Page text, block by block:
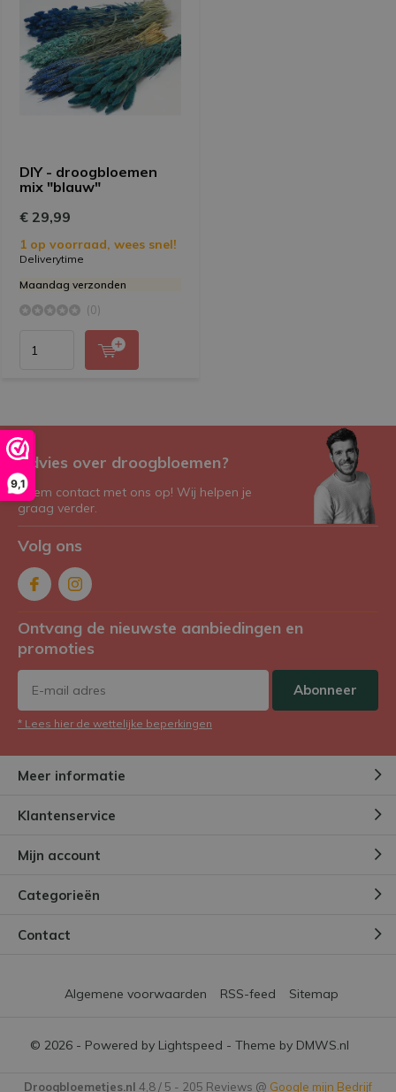
9,1
DIY - droogbloemen
mix "blauw"
€ 29,99
1 op voorraad, wees snel!
Deliverytime
Maandag verzonden
(0)
Advies over droogbloemen?
Neem contact met ons op! Wij helpen je
graag verder.
Volg ons
Ontvang de nieuwste aanbiedingen en
promoties
Abonneer
* Lees hier de wettelijke beperkingen
Meer informatie
Klantenservice
Mijn account
Categorieën
Contact
© 2026 - Powered by Lightspeed - Theme by DMWS.nl
Algemene voorwaarden RSS-feed Sitemap
Droogbloemetjes.nl 4,8/ 5 - 205 Reviews @ Google mijn Bedrijf